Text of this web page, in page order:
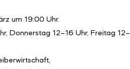
um 19:00 Uhr.
Donnerstag 12–16 Uhr, Freitag 12–